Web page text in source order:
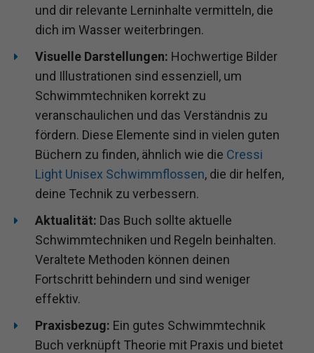
und dir relevante Lerninhalte vermitteln, die
dich im Wasser weiterbringen.
Visuelle Darstellungen: Hochwertige Bilder
und Illustrationen sind essenziell, um
Schwimmtechniken korrekt zu
veranschaulichen und das Verständnis zu
fördern. Diese Elemente sind in vielen guten
Büchern zu finden, ähnlich wie die Cressi
Light Unisex Schwimmflossen, die dir helfen,
deine Technik zu verbessern.
Aktualität: Das Buch sollte aktuelle
Schwimmtechniken und Regeln beinhalten.
Veraltete Methoden können deinen
Fortschritt behindern und sind weniger
effektiv.
Praxisbezug: Ein gutes Schwimmtechnik
Buch verknüpft Theorie mit Praxis und bietet